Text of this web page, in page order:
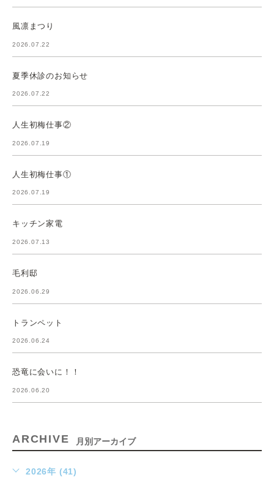
風凛まつり
2026.07.22
夏季休診のお知らせ
2026.07.22
人生初梅仕事②
2026.07.19
人生初梅仕事①
2026.07.19
キッチン家電
2026.07.13
毛利邸
2026.06.29
トランペット
2026.06.24
恐竜に会いに！！
2026.06.20
ARCHIVE 月別アーカイブ
2026年 (41)